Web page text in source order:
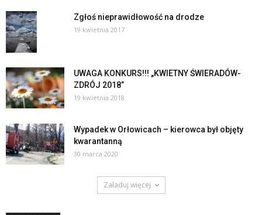
Zgłoś nieprawidłowość na drodze
19 kwietnia 2017
UWAGA KONKURS!!! „KWIETNY ŚWIERADÓW-
ZDRÓJ 2018”
19 kwietnia 2018
Wypadek w Orłowicach – kierowca był objęty
kwarantanną
30 marca 2020
Załaduj więcej